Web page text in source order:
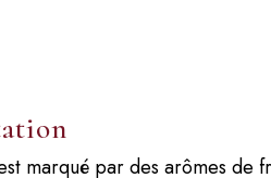
marqué par des arômes de